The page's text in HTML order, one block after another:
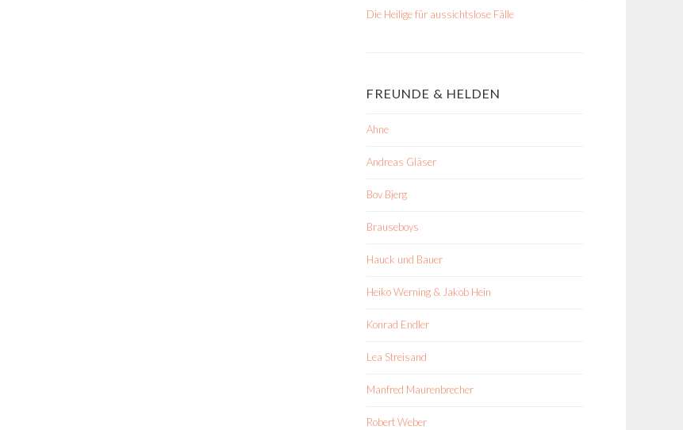
Die Heilige für aussichtslose Fälle
FREUNDE & HELDEN
Ahne
Andreas Gläser
Bov Bjerg
Brauseboys
Hauck und Bauer
Heiko Werning & Jakob Hein
Konrad Endler
Lea Streisand
Manfred Maurenbrecher
Robert Weber